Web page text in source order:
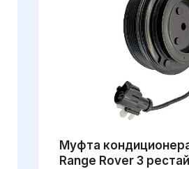
Муфта
Range Rover 3